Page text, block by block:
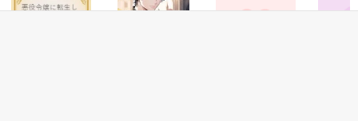
鷹哉『宜しくな、俺の雛子』🦅